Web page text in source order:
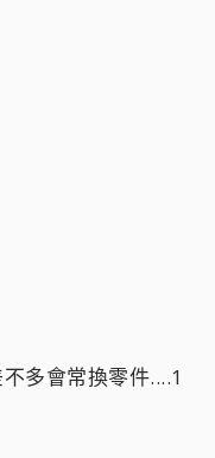
多會常換零件....1